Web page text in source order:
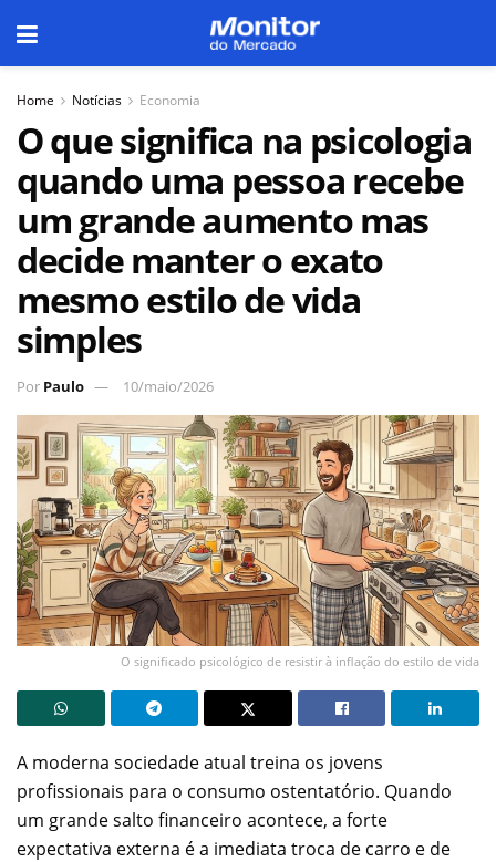
Home Notícias Economia
O que significa na psicologia
quando uma pessoa recebe
um grande aumento mas
decide manter o exato
mesmo estilo de vida
simples
Por Paulo 10/maio/2026
O significado psicológico de resistir à inflação do estilo de vida
A moderna sociedade atual treina os jovens
profissionais para o consumo ostentatório. Quando
um grande salto financeiro acontece, a forte
expectativa externa é a imediata troca de carro e de